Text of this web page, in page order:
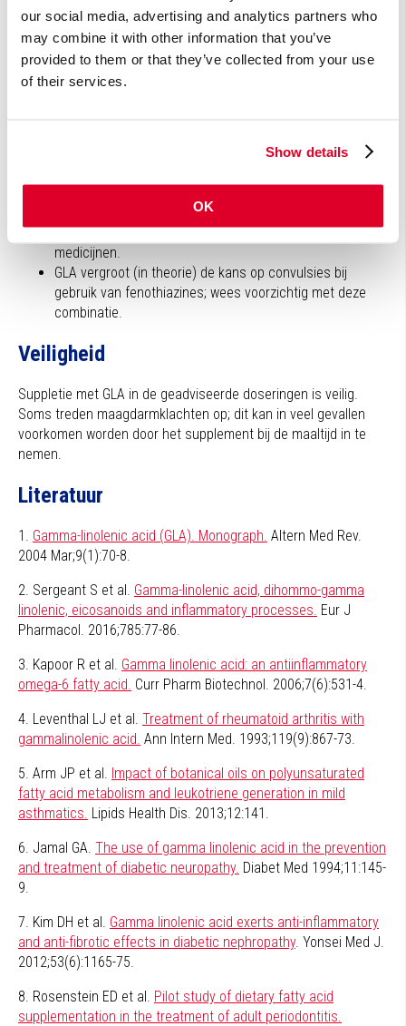
our social media, advertising and analytics partners who
may combine it with other information that you’ve
provided to them or that they’ve collected from your use
of their services.
Show details
OK
GLA kan de effectiviteit van het antibioticum ceftazidime
verhogen.
GLA beschermt de nieren mogelijk tegen beschadiging
door cyclosporine en kan de werking van cyclosporine
GLA bevordert de calciumopname en -activiteit.
GLA remt de plaatjesaggregatie en heeft mogelijk een
additief effect bij gebruik van bloedverdunnende
medicijnen.
GLA vergroot (in theorie) de kans op convulsies bij
gebruik van fenothiazines; wees voorzichtig met deze
combinatie.
Veiligheid
Suppletie met GLA in de geadviseerde doseringen is veilig.
Soms treden maagdarmklachten op; dit kan in veel gevallen
voorkomen worden door het supplement bij de maaltijd in te
nemen.
Literatuur
1. Gamma-linolenic acid (GLA). Monograph. Altern Med Rev.
2004 Mar;9(1):70-8.
2. Sergeant S et al. Gamma-linolenic acid, dihommo-gamma
linolenic, eicosanoids and inflammatory processes. Eur J
Pharmacol. 2016;785:77-86.
3. Kapoor R et al. Gamma linolenic acid: an antiinflammatory
omega-6 fatty acid. Curr Pharm Biotechnol. 2006;7(6):531-4.
4. Leventhal LJ et al. Treatment of rheumatoid arthritis with
gammalinolenic acid. Ann Intern Med. 1993;119(9):867-73.
5. Arm JP et al. Impact of botanical oils on polyunsaturated
fatty acid metabolism and leukotriene generation in mild
asthmatics. Lipids Health Dis. 2013;12:141.
6. Jamal GA. The use of gamma linolenic acid in the prevention
and treatment of diabetic neuropathy. Diabet Med 1994;11:145-
9.
7. Kim DH et al. Gamma linolenic acid exerts anti-inflammatory
and anti-fibrotic effects in diabetic nephropathy. Yonsei Med J.
2012;53(6):1165-75.
8. Rosenstein ED et al. Pilot study of dietary fatty acid
supplementation in the treatment of adult periodontitis.